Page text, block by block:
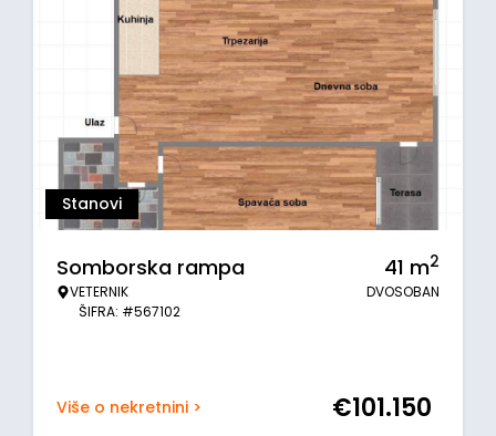
Stanovi
Somborska rampa
VETERNIK
ŠIFRA: #567102
41 m2
DVOSOBAN
Više o nekretnini > €101.150